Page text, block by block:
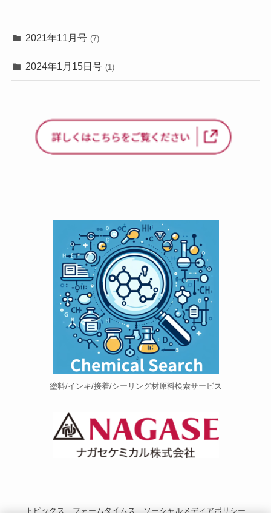
2021年11月号 (7)
2024年1月15日号 (1)
塗料/インキ/接着/シーリング材原料検索サービス
トピックス フォームタイムス
ソーシャルメディアポリシー